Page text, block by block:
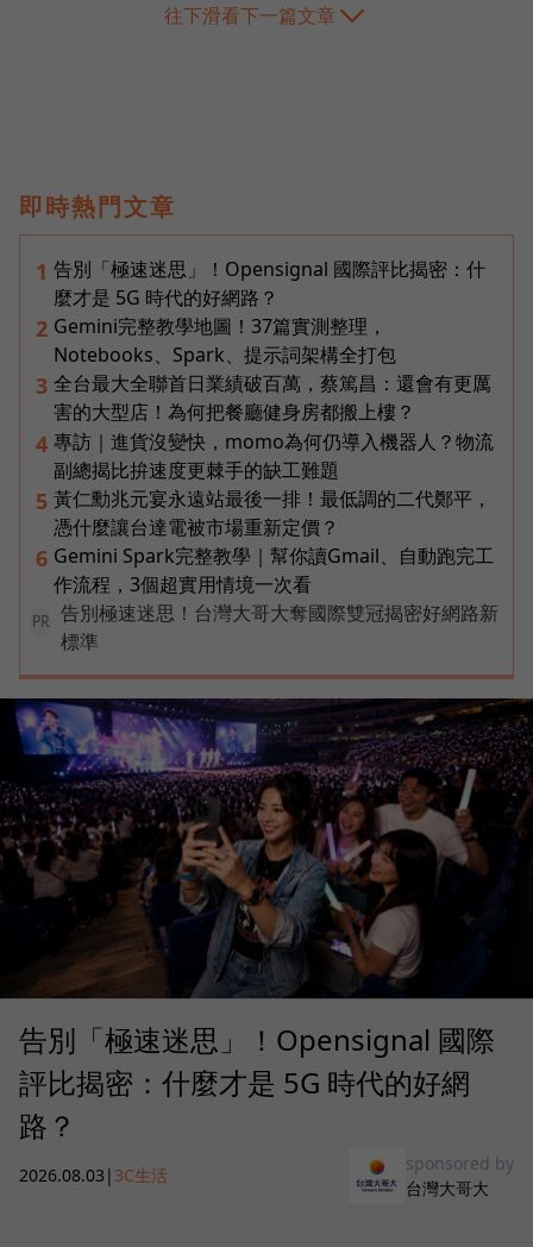
往下滑看下一篇文章
即時熱門文章
1 告別「極速迷思」！Opensignal 國際評比揭密：什
麼才是 5G 時代的好網路？
2 Gemini完整教學地圖！37篇實測整理，
Notebooks、Spark、提示詞架構全打包
3 全台最大全聯首日業績破百萬，蔡篤昌：還會有更厲
害的大型店！為何把餐廳健身房都搬上樓？
4 專訪｜進貨沒變快，momo為何仍導入機器人？物流
副總揭比拚速度更棘手的缺工難題
5 黃仁勳兆元宴永遠站最後一排！最低調的二代鄭平，
憑什麼讓台達電被市場重新定價？
6 Gemini Spark完整教學｜幫你讀Gmail、自動跑完工
作流程，3個超實用情境一次看
PR
告別極速迷思！台灣大哥大奪國際雙冠揭密好網路新
標準
告別「極速迷思」！Opensignal 國際
評比揭密：什麼才是 5G 時代的好網
路？
2026.08.03 | 3C生活
sponsored by
台灣大哥大